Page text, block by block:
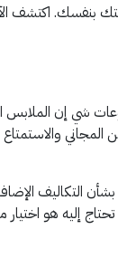
بنفسك. اكتشف
شي إن الملابس
التكاليف
إليه هو اختيار